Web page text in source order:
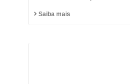
Saiba mais